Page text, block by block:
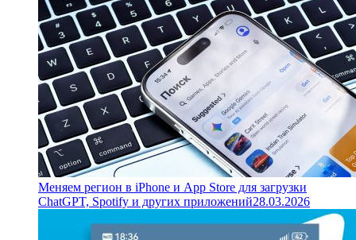
Меняем регион в iPhone и App Store для загрузки
ChatGPT, Spotify и других приложений28.03.2026